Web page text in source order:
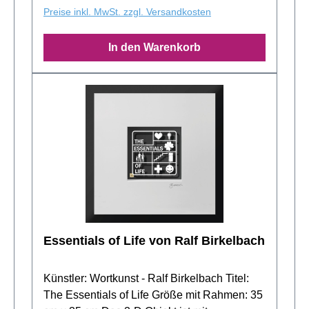
Preise inkl. MwSt. zzgl. Versandkosten
In den Warenkorb
Essentials of Life von Ralf Birkelbach
Künstler: Wortkunst - Ralf Birkelbach Titel:
The Essentials of Life Größe mit Rahmen: 35